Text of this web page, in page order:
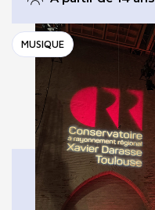
MUSIQUE